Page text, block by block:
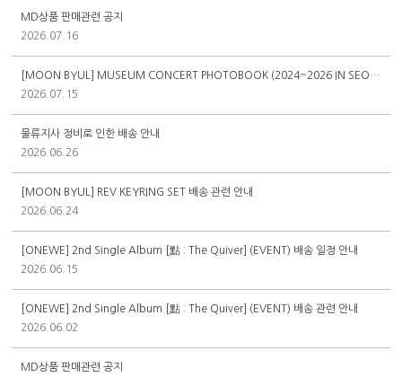
MD상품 판매관련 공지
2026.07.16
[MOON BYUL] MUSEUM CONCERT PHOTOBOOK (2024~2026 IN SEOUL) 배송 관련 안내
2026.07.15
물류지사 정비로 인한 배송 안내
2026.06.26
[MOON BYUL] REV KEYRING SET 배송 관련 안내
2026.06.24
[ONEWE] 2nd Single Album [點 : The Quiver] (EVENT) 배송 일정 안내
2026.06.15
[ONEWE] 2nd Single Album [點 : The Quiver] (EVENT) 배송 관련 안내
2026.06.02
MD상품 판매관련 공지